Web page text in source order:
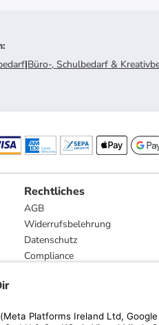
:
|Büro-, Schulbedarf &
Rechtliches
AGB
Widerrufsbelehrung
Datenschutz
Compliance